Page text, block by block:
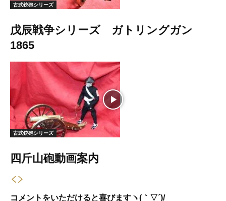
古式銃砲シリーズ
戊辰戦争シリーズ ガトリングガン
1865
古式銃砲シリーズ
四斤山砲動画案内
コメントをいただけると喜びますヽ(｀▽´)/